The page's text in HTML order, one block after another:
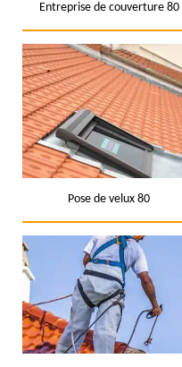
Entreprise de couverture 80
Pose de velux 80